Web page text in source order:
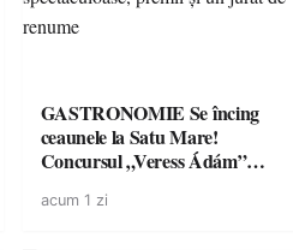
GASTRONOMIE Se încing
ceaunele la Satu Mare!
Concursul „Veress Ádám”
spectaculoase, premii și un jurat
acum 1 zi